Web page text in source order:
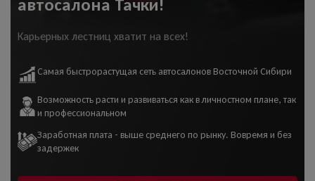
автосалона Тачки!
Карьерных лестниц хватит на всех!
Самая быстрорастущая сеть автосалонов Восточной Сибири
Возможность расти и развиваться как в личностном плане, так
и профессиональном
Заработная плата - выше среднего по рынку. Вовремя и без
задержек